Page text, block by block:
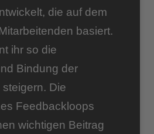
die auf dem
basiert.
ihr so die
Bindung der
Die
Feedbackloops
wichtigen Beitrag